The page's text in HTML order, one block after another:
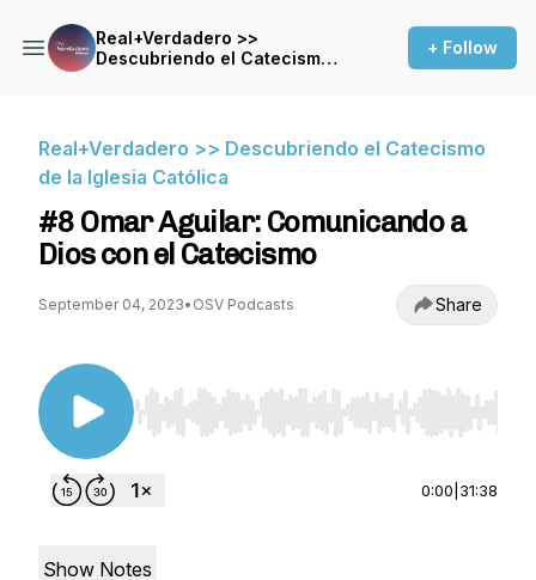
Real+Verdadero >>
Descubriendo el Catecismo
+ Follow
Real+Verdadero >> Descubriendo el Catecismo
de la Iglesia Católica
#8 Omar Aguilar: Comunicando a
Dios con el Catecismo
September 04, 2023• OSV Podcasts Share
Use Left/Right to seek, Home/End to jump to
0:00 31:38
Show Notes